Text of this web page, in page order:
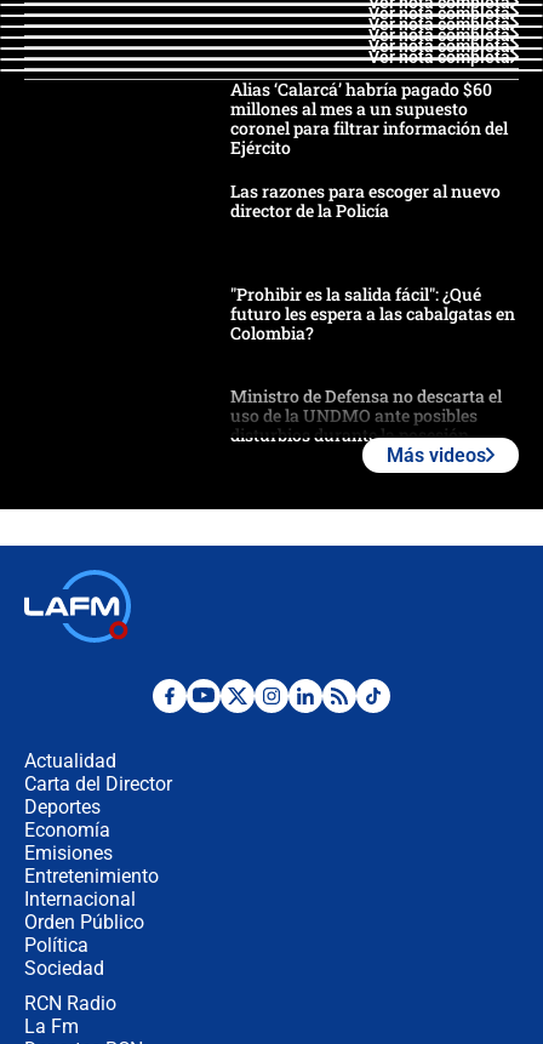
Ver nota completa
Ver nota completa
Ver nota completa
Ver nota completa
Ver nota completa
Alias ‘Calarcá’ habría pagado $60
millones al mes a un supuesto
coronel para filtrar información del
Ejército
Las razones para escoger al nuevo
director de la Policía
"Prohibir es la salida fácil": ¿Qué
futuro les espera a las cabalgatas en
Colombia?
Ministro de Defensa no descarta el
uso de la UNDMO ante posibles
disturbios durante la posesión
Las seis de las 6 con Juan Lozano |
Más videos
Actualidad
Carta del Director
Deportes
Economía
Emisiones
Entretenimiento
Internacional
Orden Público
Política
Sociedad
RCN Radio
La Fm